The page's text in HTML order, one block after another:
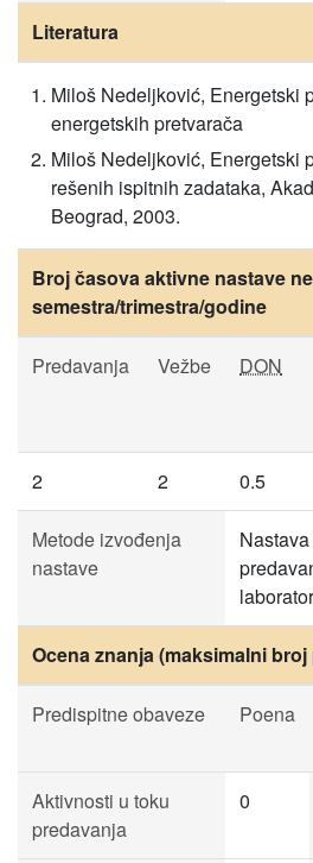
Literatura
Miloš Nedeljković, Energetski
energetskih pretvarača
Miloš Nedeljković, Energetski
rešenih ispitnih zadataka,
Beograd, 2003.
Broj časova aktivne nastave
semestra/trimestra/godine
Predavanja Vežbe DON
2 2 0.5
Metode izvođenja
nastave
Ocena znanja (maksimalni broj
Predispitne obaveze Poena
Aktivnosti u toku
predavanja
0